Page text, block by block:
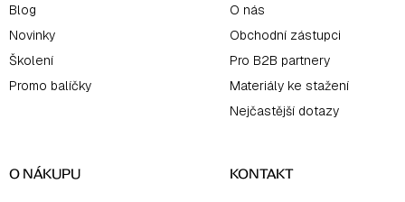
Blog
Novinky
Školení
Promo balíčky
O nás
Obchodní zástupci
Pro B2B partnery
Materiály ke stažení
Nejčastější dotazy
O NÁKUPU KONTAKT